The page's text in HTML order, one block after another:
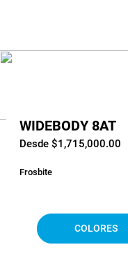
WIDEBODY 8AT
Desde $1,715,000.00
Frosbite
COLORES